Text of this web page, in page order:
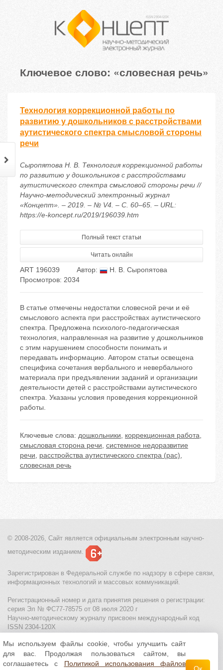
Ключевое слово: «словесная речь»
Технология коррекционной работы по
развитию у дошкольников с расстройствами
аутистического спектра смысловой стороны
речи
Сыропятова Н. В. Технология коррекционной работы
по развитию у дошкольников с расстройствами
аутистического спектра смысловой стороны речи //
Научно-методический электронный журнал
«Концепт». – 2019. – № V4. – С. 60–65. – URL:
https://e-koncept.ru/2019/196039.htm
Полный текст статьи
Читать онлайн
ART 196039 Автор:
Н. В. Сыропятова
Просмотров: 2034
В статье отмечены недостатки словесной речи и её
смыслового аспекта при расстройствах аутистического
спектра. Предложена психолого-педагогическая
технология, направленная на развитие у дошкольников
с этим нарушением способности понимать и
передавать информацию. Автором статьи освещена
специфика сочетания вербального и невербального
материала при предъявлении заданий и организации
деятельности детей с расстройствами аутистического
спектра. Указаны условия проведения коррекционной
работы.
Ключевые слова: дошкольники, коррекционная работа,
смысловая сторона речи, системное недоразвитие
речи, расстройства аутистического спектра (рас),
словесная речь
© 2008-2026, Сайт является официальным электронным научно-
методическим изданием.
Зарегистрирован в Федеральной службе по надзору в сфере связи,
информационных технологий и массовых коммуникаций.
Регистрационный номер и дата принятия решения о регистрации:
серия Эл № ФС77-78575 от 08 июля 2020 г
Научно-методическому журналу присвоен международный код
ISSN 2304-120X
МЦИТО|Школьные олимпиады и онлайн конкурсы для детей
Политика использования файлов cookie| Политика обработки и
защиты персональных данных
Мы используем файлы cookie, чтобы улучшить сайт
для вас. Продолжая пользоваться сайтом, вы
соглашаетесь с Политикой использования файлов